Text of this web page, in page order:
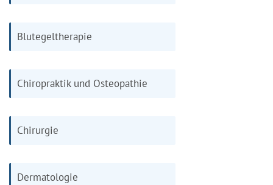
Blutegeltherapie
Chiropraktik und Osteopathie
Chirurgie
Dermatologie